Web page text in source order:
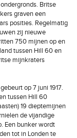
Britse
graven een
posities. Regelmatig
zij nieuwe
750 mijnen op en
tussen Hill 60 en
mijnkraters
op 7 juni 1917.
tussen Hill 60
19 dieptemijnen
de vijandige
Een bunker wordt
tot in Londen te